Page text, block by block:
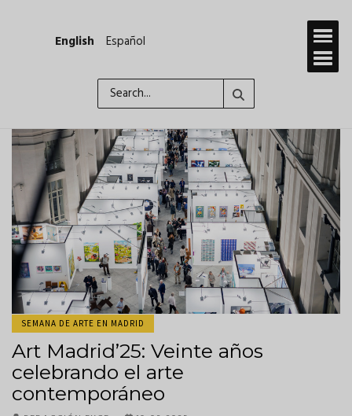
English Español
SEMANA DE ARTE EN MADRID
Art Madrid’25: Veinte años
celebrando el arte
contemporáneo